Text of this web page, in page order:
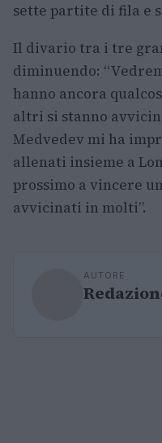
sette partite di fila e
Il divario tra i tre
diminuendo:
hanno ancora
altri si stanno
Medvedev mi ha
allenati insieme a
prossimo a vincere
avvicinati in molti”.
AUTORE